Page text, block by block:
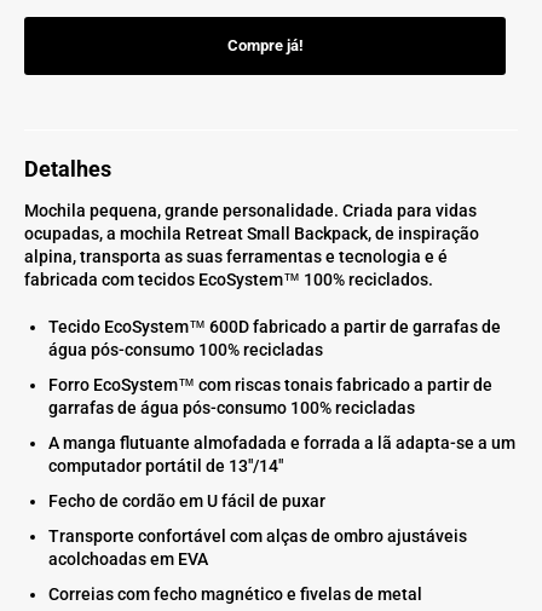
Compre já!
Detalhes
Mochila pequena, grande personalidade. Criada para vidas
ocupadas, a mochila Retreat Small Backpack, de inspiração
alpina, transporta as suas ferramentas e tecnologia e é
fabricada com tecidos EcoSystem™ 100% reciclados.
Tecido EcoSystem™ 600D fabricado a partir de garrafas de
água pós-consumo 100% recicladas
Forro EcoSystem™ com riscas tonais fabricado a partir de
garrafas de água pós-consumo 100% recicladas
A manga flutuante almofadada e forrada a lã adapta-se a um
computador portátil de 13"/14"
Fecho de cordão em U fácil de puxar
Transporte confortável com alças de ombro ajustáveis
acolchoadas em EVA
Correias com fecho magnético e fivelas de metal